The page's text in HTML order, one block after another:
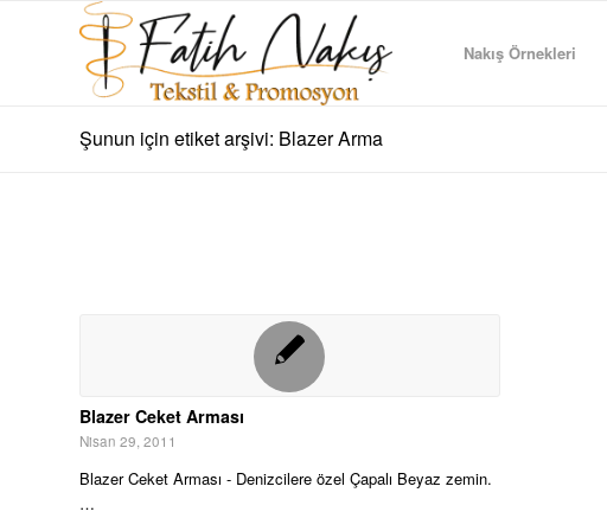
Nakış Örnekleri
Şunun için etiket arşivi: Blazer Arma
Blazer Ceket Arması
Nisan 29, 2011
Blazer Ceket Arması - Denizcilere özel Çapalı Beyaz zemin.
…